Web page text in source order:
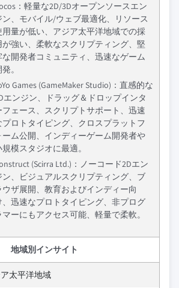
：軽量な2D/3Dオープンソースエン
ン、モバイル/ウェブ最適化、リソース
用量が低い、アジア太平洋地域での採
が強い、柔軟なスクリプティング、堅
な開発者コミュニティ、迅速なゲーム
。
Games (GameMaker Studio)：直感的な
エンジン、ドラッグ＆ドロップインタ
フェース、スクリプトサポート、迅速
プロトタイピング、クロスプラットフ
ーム公開、インディーゲーム開発者や
規模スタジオに最適。
(Scirra Ltd.)：ノーコード2Dエン
ン、ビジュアルスクリプティング、ブ
ウザ展開、教育およびインディー向
、迅速なプロトタイピング、非プログ
マーにもアクセス可能、軽量で柔軟。
地域別インサイト
太平洋地域